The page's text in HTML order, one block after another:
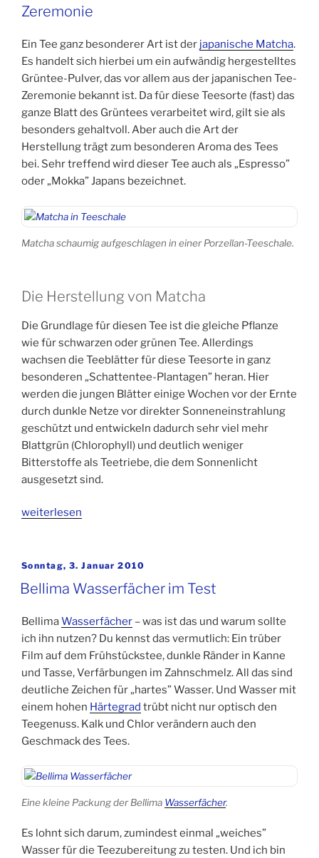
Zeremonie
Ein Tee ganz besonderer Art ist der japanische Matcha.
Es handelt sich hierbei um ein aufwändig hergestelltes
Grüntee-Pulver, das vor allem aus der japanischen Tee-
Zeremonie bekannt ist. Da für diese Teesorte (fast) das
ganze Blatt des Grüntees verarbeitet wird, gilt sie als
besonders gehaltvoll. Aber auch die Art der
Herstellung trägt zum besonderen Aroma des Tees
bei. Sehr treffend wird dieser Tee auch als „Espresso”
oder „Mokka” Japans bezeichnet.
Matcha schaumig aufgeschlagen in einer Porzellan-Teeschale.
Die Herstellung von Matcha
Die Grundlage für diesen Tee ist die gleiche Pflanze
wie für schwarzen oder grünen Tee. Allerdings
wachsen die Teeblätter für diese Teesorte in ganz
besonderen „Schattentee-Plantagen” heran. Hier
werden die jungen Blätter einige Wochen vor der Ernte
durch dunkle Netze vor direkter Sonneneinstrahlung
geschützt und entwickeln dadurch sehr viel mehr
Blattgrün (Chlorophyll) und deutlich weniger
Bitterstoffe als Teetriebe, die dem Sonnenlicht
ausgesetzt sind.
„Matcha
japanische
Tee-
Zeremonie“
weiterlesen
Veröffentlicht
Sonntag, 3. Januar 2010
Bellima Wasserfächer im Test
BellimaWasserfächer – was ist das und warum sollte
ich ihn nutzen? Du kennst das vermutlich: Ein trüber
Film auf dem Frühstückstee, dunkle Ränder in Kanne
und Tasse, Verfärbungen im Zahnschmelz. All das sind
deutliche Zeichen für „hartes” Wasser. Und Wasser mit
einem hohen Härtegrad trübt nicht nur optisch den
Teegenuss. Kalk und Chlor verändern auch den
Geschmack des Tees.
Eine kleine Packung der Bellima Wasserfächer.
Es lohnt sich darum, zumindest einmal „weiches”
Wasser für die Teezubereitung zu testen. Und ich bin